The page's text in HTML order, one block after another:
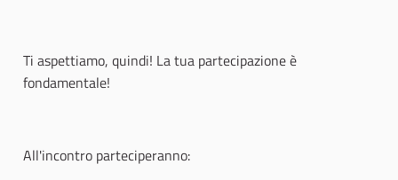
Ti aspettiamo, quindi! La tua partecipazione è
fondamentale!
All'incontro parteciperanno: